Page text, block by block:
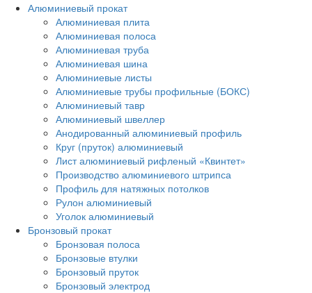
Алюминиевый прокат
Алюминиевая плита
Алюминиевая полоса
Алюминиевая труба
Алюминиевая шина
Алюминиевые листы
Алюминиевые трубы профильные (БОКС)
Алюминиевый тавр
Алюминиевый швеллер
Анодированный алюминиевый профиль
Круг (пруток) алюминиевый
Лист алюминиевый рифленый «Квинтет»
Производство алюминиевого штрипса
Профиль для натяжных потолков
Рулон алюминиевый
Уголок алюминиевый
Бронзовый прокат
Бронзовая полоса
Бронзовые втулки
Бронзовый пруток
Бронзовый электрод